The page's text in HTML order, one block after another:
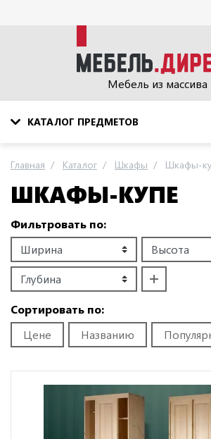
Мебель из массива
КАТАЛОГ ПРЕДМЕТОВ
Главная Каталог Шкафы Шкафы-
ШКАФЫ-КУПЕ
Сортировать по:
Цене
Названию
Фильтровать по: